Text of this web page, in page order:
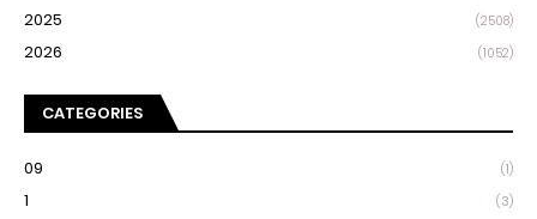
2025 (2508)
2026 (1052)
CATEGORIES
09 (1)
1 (3)